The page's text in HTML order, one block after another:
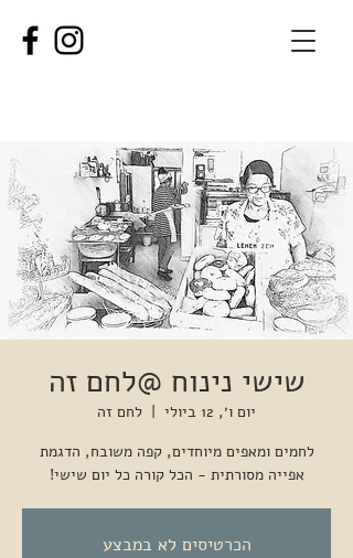
שישי נינוח @לחם זה
יום ו׳, 12 ביולי
  |
לחם זה
לחמים ומאפים מיוחדים, קפה משובח, הדגמת
אפייה מסורתית - הכל קורה כל יום שישי!
הכרטיסים לא במבצע